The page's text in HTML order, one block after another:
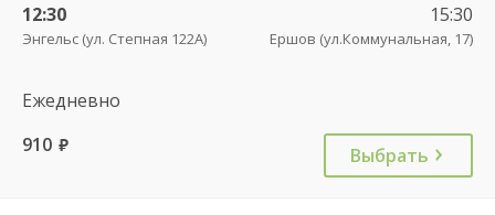
12:30
Энгельс (ул. Степная 122А)
15:30
Ершов (ул.Коммунальная, 17)
Ежедневно
910 руб. Выбрать